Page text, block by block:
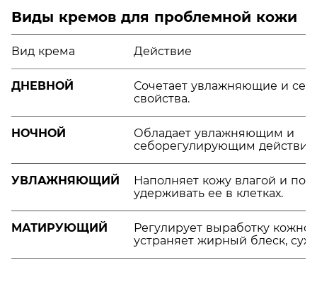
Виды кремов для проблемной кожи
Вид крема Действие
ДНЕВНОЙ
Сочетает увлажняющие и
свойства.
НОЧНОЙ
Обладает увлажняющим и
себорегулирующим
УВЛАЖНЯЮЩИЙ
Наполняет кожу влагой и
удерживать ее в клетках.
МАТИРУЮЩИЙ
Регулирует выработку
устраняет жирный блеск,